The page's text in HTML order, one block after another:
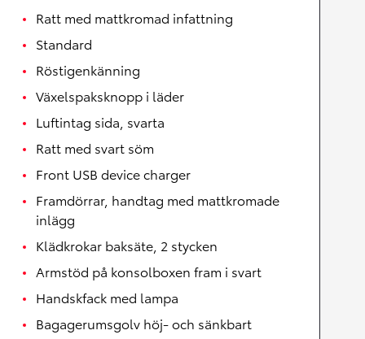
Ratt med mattkromad infattning
Standard
Röstigenkänning
Växelspaksknopp i läder
Luftintag sida, svarta
Ratt med svart söm
Front USB device charger
Framdörrar, handtag med mattkromade
inlägg
Klädkrokar baksäte, 2 stycken
Armstöd på konsolboxen fram i svart
Handskfack med lampa
Bagagerumsgolv höj- och sänkbart